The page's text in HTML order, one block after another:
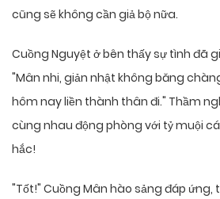
cũng sẽ không cần giả bộ nữa.
Cuồng Nguyệt ở bên thấy sự tình đã
"Mân nhi, giản nhật không băng
hôm nay liền thành thân đi." Thầm
cùng nhau động phòng với tỷ muội
hắc!
"Tốt!" Cuồng Mân hào sảng đáp ứng,